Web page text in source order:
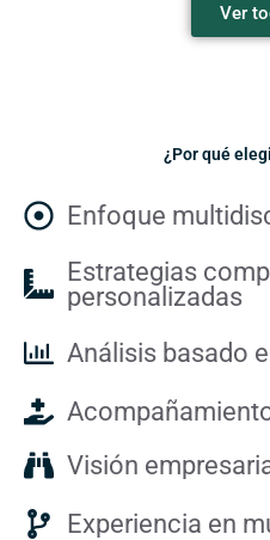
Ver
¿Por qué
Enfoque
Estrategias
personalizadas
Análisis basado
Visión
Experiencia en